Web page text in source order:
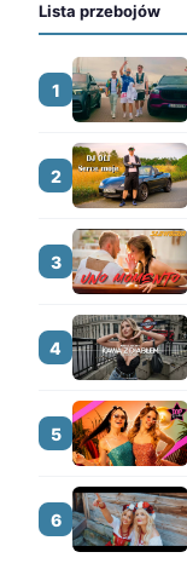
Lista przebojów
1
2
3
4
5
6